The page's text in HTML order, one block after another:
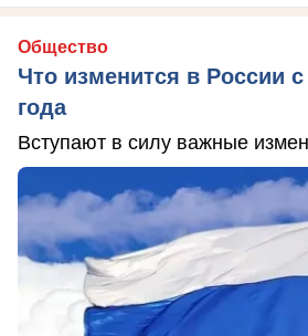
Общество
Что изменится в России с
года
Вступают в силу важные